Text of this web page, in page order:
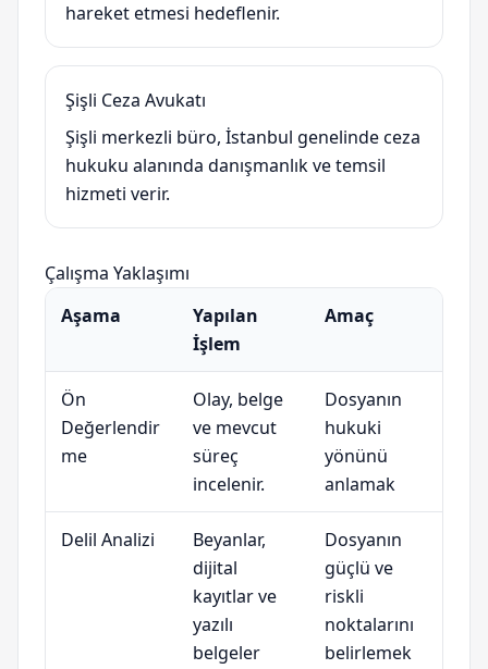
hareket etmesi hedeflenir.
Şişli Ceza Avukatı
Şişli merkezli büro, İstanbul genelinde ceza
hukuku alanında danışmanlık ve temsil
hizmeti verir.
Çalışma Yaklaşımı
Aşama
Yapılan
İşlem
Amaç
Ön
Değerlendir
me
Olay, belge
ve mevcut
süreç
incelenir.
Dosyanın
hukuki
yönünü
anlamak
Delil Analizi
Beyanlar,
dijital
kayıtlar ve
yazılı
belgeler
Dosyanın
güçlü ve
riskli
noktalarını
belirlemek